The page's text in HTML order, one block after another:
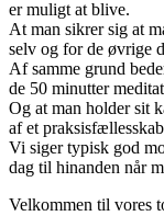
er muligt at blive.
At man sikrer sig at
selv og for de øvrige
Af samme grund
de 50 minutter
Og at man holder sit
af et
Vi siger typisk god
dag til hinanden når
Velkommen til vores